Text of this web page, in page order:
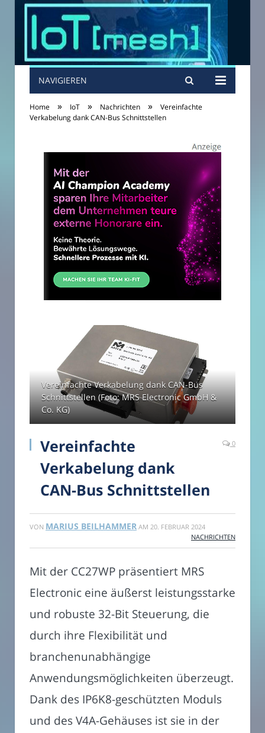
NAVIGIEREN
Home » IoT » Nachrichten »
Vereinfachte
Verkabelung dank CAN-Bus Schnittstellen
Vereinfachte Verkabelung dank CAN-Bus
Schnittstellen (Foto: MRS Electronic GmbH &
Co. KG)
Vereinfachte
Verkabelung dank
CAN-Bus Schnittstellen
0
VON MARIUS BEILHAMMER AM 20. FEBRUAR 2024
NACHRICHTEN
Mit der CC27WP präsentiert MRS
Electronic eine äußerst leistungsstarke
und robuste 32-Bit Steuerung, die
durch ihre Flexibilität und
branchenunabhängige
Anwendungsmöglichkeiten überzeugt.
Dank des IP6K8-geschützten Moduls
und des V4A-Gehäuses ist sie in der